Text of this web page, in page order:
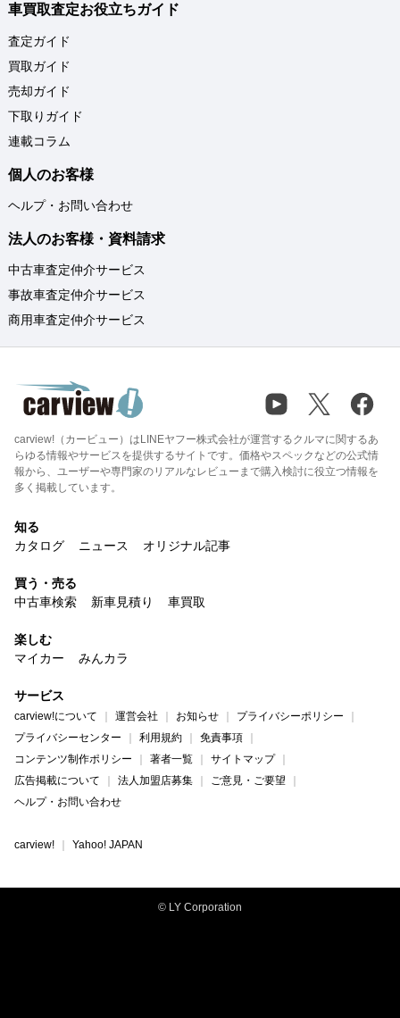
車買取査定お役立ちガイド
査定ガイド
買取ガイド
売却ガイド
下取りガイド
連載コラム
個人のお客様
ヘルプ・お問い合わせ
法人のお客様・資料請求
中古車査定仲介サービス
事故車査定仲介サービス
商用車査定仲介サービス
carview!（カービュー）はLINEヤフー株式会社が運営するクルマに関するあ
らゆる情報やサービスを提供するサイトです。価格やスペックなどの公式情
報から、ユーザーや専門家のリアルなレビューまで購入検討に役立つ情報を
多く掲載しています。
知る
カタログ
ニュース オリジナル記事
買う・売る
中古車検索
新車見積り 車買取
楽しむ
マイカー
みんカラ
サービス
carview!について 運営会社 お知らせ
プライバシーポリシー
プライバシーセンター
利用規約
免責事項
コンテンツ制作ポリシー
著者一覧
サイトマップ
広告掲載について
法人加盟店募集
ご意見・ご要望
ヘルプ・お問い合わせ
carview! Yahoo! JAPAN
© LY Corporation